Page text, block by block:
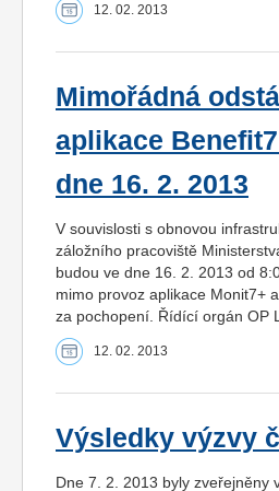
12. 02. 2013
Mimořádná
aplikace
dne 16. 2. 2013
V souvislosti s obnovou
záložního pracoviště
budou ve dne 16. 2. 2013 od
mimo provoz aplikace Monit7+
za pochopení. Řídící orgán OP
12. 02. 2013
Výsledky výzvy
Dne 7. 2. 2013 byly zveřejněny